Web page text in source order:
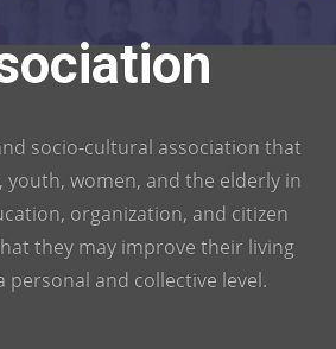
socio-cultural association that
women, and the elderly in
organization, and citizen
they may improve their living
personal and collective level.